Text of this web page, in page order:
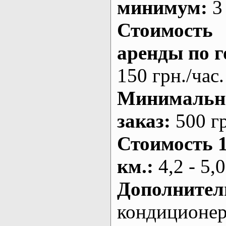
минимум:
Стоимость
аренды по
150 грн./час.
заказ: 500
Стоимость
км.: 4,2 -